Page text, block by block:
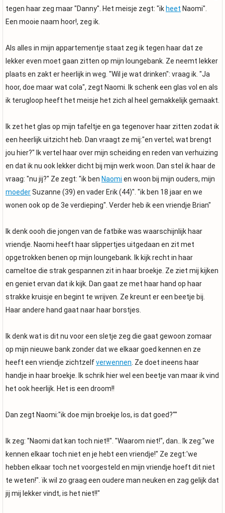
tegen haar zeg maar "Danny". Het meisje zegt: "ik heet Naomi".
Een mooie naam hoor!, zeg ik.
Als alles in mijn appartementje staat zeg ik tegen haar dat ze
lekker even moet gaan zitten op mijn loungebank. Ze neemt lekker
plaats en zakt er heerlijk in weg. "Wil je wat drinken": vraag ik. "Ja
hoor, doe maar wat cola", zegt Naomi. Ik schenk een glas vol en als
ik terugloop heeft het meisje het zich al heel gemakkelijk gemaakt.
Ik zet het glas op mijn tafeltje en ga tegenover haar zitten zodat ik
een heerlijk uitzicht heb. Dan vraagt ze mij:"en vertel; wat brengt
jou hier?" Ik vertel haar over mijn scheiding en reden van verhuizing
en dat ik nu ook lekker dicht bij mijn werk woon. Dan stel ik haar de
vraag: "nu jij?" Ze zegt: "ik ben Naomi en woon bij mijn ouders, mijn
moederSuzanne (39) en vader Erik (44)". "ik ben 18 jaar en we
wonen ook op de 3e verdieping". Verder heb ik een vriendje Brian"
Ik denk oooh die jongen van de fatbike was waarschijnlijk haar
vriendje. Naomi heeft haar slippertjes uitgedaan en zit met
opgetrokken benen op mijn loungebank. Ik kijk recht in haar
cameltoe die strak gespannen zit in haar broekje. Ze ziet mij kijken
en geniet ervan dat ik kijk. Dan gaat ze met haar hand op haar
strakke kruisje en begint te wrijven. Ze kreunt er een beetje bij.
Haar andere hand gaat naar haar borstjes.
Ik denk wat is dit nu voor een sletje zeg die gaat gewoon zomaar
op mijn nieuwe bank zonder dat we elkaar goed kennen en ze
heeft een vriendje zichtzelfverwennen . Ze doet ineens haar
handje in haar broekje. Ik schrik hier wel een beetje van maar ik vind
het ook heerlijk. Het is een droom!!
Dan zegt Naomi:"ik doe mijn broekje los, is dat goed?""
Ik zeg: "Naomi dat kan toch niet!!". "Waarom niet!", dan.. Ik zeg:"we
kennen elkaar toch niet en je hebt een vriendje!" Ze zegt:'we
hebben elkaar toch net voorgesteld en mijn vriendje hoeft dit niet
te weten!". ïk wil zo graag een oudere man neuken en zag gelijk dat
jij mij lekker vindt, is het niet!!"